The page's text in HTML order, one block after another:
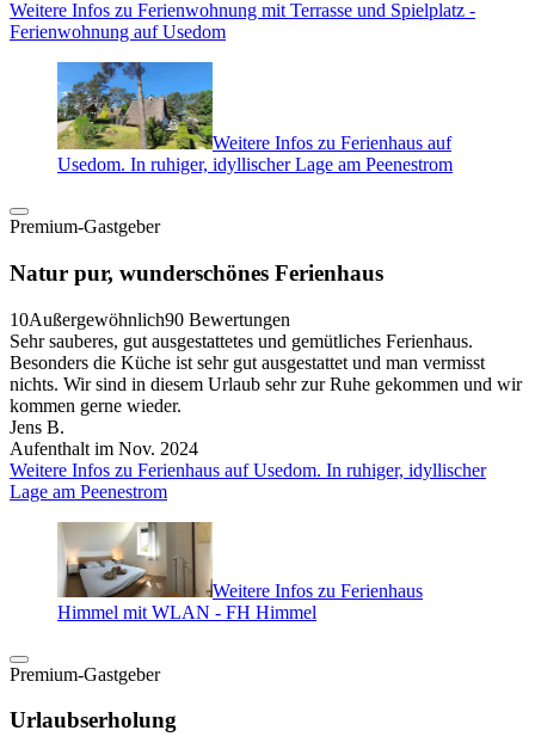
Weitere Infos zu Ferienwohnung mit Terrasse und Spielplatz -
Ferienwohnung auf Usedom
Weitere Infos zu Ferienhaus auf
Usedom. In ruhiger, idyllischer Lage am Peenestrom
Premium-Gastgeber
Natur pur, wunderschönes Ferienhaus
10Außergewöhnlich90 Bewertungen
Sehr sauberes, gut ausgestattetes und gemütliches Ferienhaus.
Besonders die Küche ist sehr gut ausgestattet und man vermisst
nichts. Wir sind in diesem Urlaub sehr zur Ruhe gekommen und wir
kommen gerne wieder.
Jens B.
Aufenthalt im Nov. 2024
Weitere Infos zu Ferienhaus auf Usedom. In ruhiger, idyllischer
Lage am Peenestrom
Weitere Infos zu Ferienhaus
Himmel mit WLAN - FH Himmel
Premium-Gastgeber
Urlaubserholung